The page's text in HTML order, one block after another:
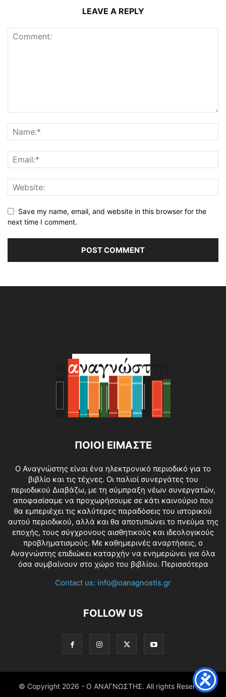
LEAVE A REPLY
Save my name, email, and website in this browser for the
next time I comment.
ΠΟΙΟΙ ΕΙΜΑΣΤΕ
O Αναγνώστης είναι ένα ηλεκτρονικό περιοδικό για το
βιβλίο και τις τέχνες. Οι παλιοί συνεργάτες του
περιοδικού Διαβάζω, με τη σύμπραξη νέων συνεργατών,
αποφασίσαμε να προχωρήσουμε σε κάτι καινούριο που
θα εμπεριέχει τις καλύτερες παραδόσεις του ιστορικού
αυτού περιοδικού, αλλά και θα αποτυπώνει το πνεύμα της
εποχής, τους σύγχρονους αισθητικούς και ιδεολογικούς
προβληματισμούς. Με καθημερινές αναρτήσεις, ο
Αναγνώστης επιδιώκει καταρχήν να ενημερώνει για όλα
όσα συμβαίνουν στο χώρο του βιβλίου. Περισσότερα
Contact us: info@oanagnostis.gr
FOLLOW US
© Copyright 2026 - Ο ΑΝΑΓΝΩΣΤΗΣ. All rights Reserved